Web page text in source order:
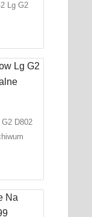
Lg G2
D802